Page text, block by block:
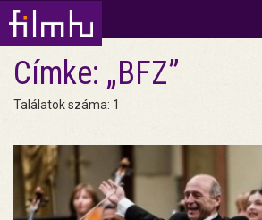
Címke: „BFZ”
Találatok száma: 1